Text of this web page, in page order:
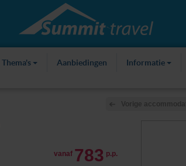
Thema's Aanbiedingen Informatie
vanaf 783 p.p.